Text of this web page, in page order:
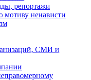
репортажи
мотиву ненависти
СМИ и